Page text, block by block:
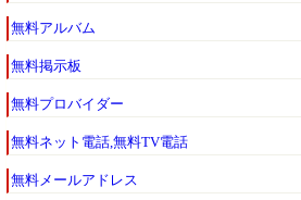
無料アルバム
無料掲示板
無料プロバイダー
無料ネット電話,無料TV電話
無料メールアドレス